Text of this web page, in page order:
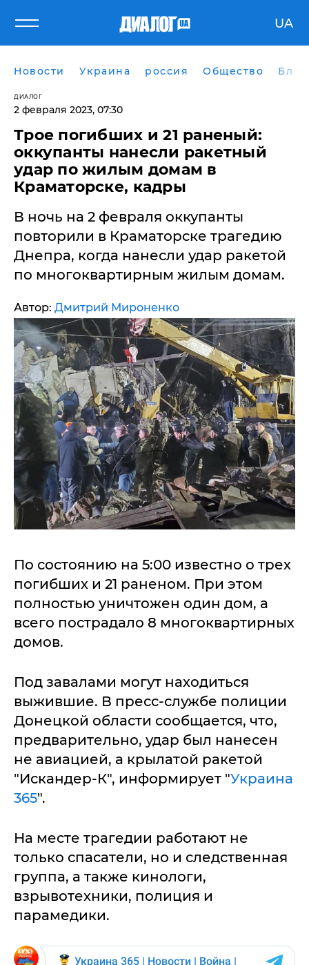
UA
Новости Украина россия Общество
ДИАЛОГ
2 февраля 2023, 07:30
​Трое погибших и 21 раненый:
оккупанты нанесли ракетный
удар по жилым домам в
Краматорске, кадры
В ночь на 2 февраля оккупанты
повторили в Краматорске трагедию
Днепра, когда нанесли удар ракетой
по многоквартирным жилым домам.
Автор: Дмитрий Мироненко
По состоянию на 5:00 известно о трех
погибших и 21 раненом. При этом
полностью уничтожен один дом, а
всего пострадало 8 многоквартирных
домов.
Под завалами могут находиться
выжившие. В пресс-службе полиции
Донецкой области сообщается, что,
предварительно, удар был нанесен
не авиацией, а крылатой ракетой
"Искандер-К", информирует "Украина
365".
На месте трагедии работают не
только спасатели, но и следственная
группа, а также кинологи,
взрывотехники, полиция и
парамедики.